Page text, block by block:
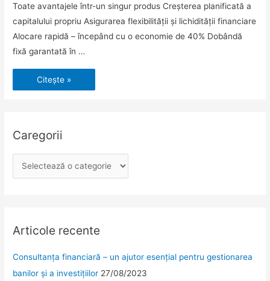
Toate avantajele într-un singur produs Creșterea planificată a
capitalului propriu Asigurarea flexibilității și lichidității financiare
Alocare rapidă – începând cu o economie de 40% Dobândă
fixă garantată în …
Bausparen
–
Economisiți
Citește »
Caregorii
a
g
r
i
Articole recente
Consultanța financiară – un ajutor esențial pentru gestionarea
banilor și a investițiilor 27/08/2023